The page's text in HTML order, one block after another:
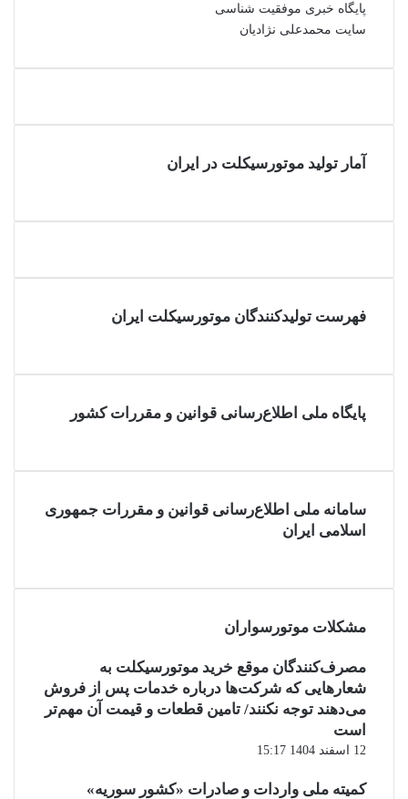
پایگاه خبری موفقیت شناسی
سایت محمدعلی نژادیان
آمار تولید موتورسیکلت در ایران
فهرست تولیدکنندگان موتورسیکلت ایران
پایگاه ملی اطلاع‌رسانی قوانین و مقررات کشور
سامانه ملی اطلاع‌رسانی قوانین و مقررات جمهوری
اسلامی ایران
مشکلات موتورسواران
مصرف‌کنندگان موقع خرید موتورسیکلت به
شعارهایی که شرکت‌ها درباره خدمات پس از فروش
می‌دهند توجه نکنند/ تامین قطعات و قیمت آن مهم‌تر
است
12 اسفند 1404 15:17
کمیته ملی واردات و صادرات «کشور سوریه»